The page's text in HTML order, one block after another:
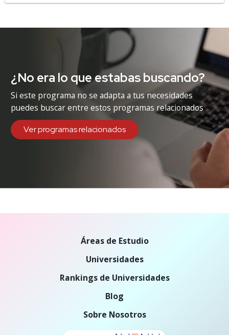
¿No era lo que estabas buscando?
Si este programa no se adapta a tus necesidades
puedes buscar entre estos programas relacionados
Ver programas relacionados
Áreas de Estudio
Universidades
Rankings de Universidades
Blog
Sobre Nosotros